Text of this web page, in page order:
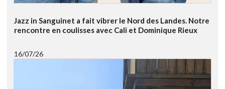
Jazz in Sanguinet a fait vibrer le Nord des Landes. Notre
rencontre en coulisses avec Cali et Dominique Rieux
16/07/26